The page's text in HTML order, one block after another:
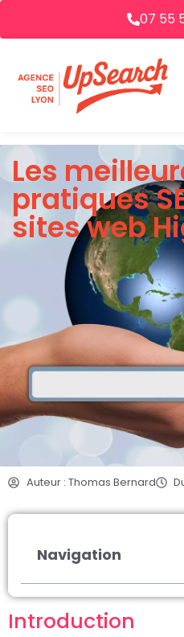
07 55
Les
pratiques
sites web
Auteur : Thomas Bernard
Navigation
Introduction